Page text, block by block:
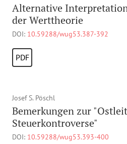
Alternative
der Werttheorie
DOI: 10.59288/wug53.387-392
PDF
Josef S. Pöschl
Bemerkungen zur
Steuerkontroverse"
DOI: 10.59288/wug53.393-400